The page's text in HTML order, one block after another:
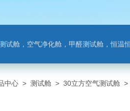
试舱，空气净化舱，甲醛测试舱，恒温
中心 > 测试舱 > 30立方空气测试舱